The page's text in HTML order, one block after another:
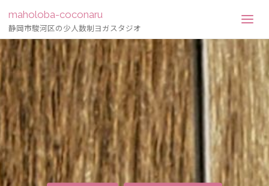
maholoba-coconaru
静岡市駿河区の少人数制ヨガスタジオ